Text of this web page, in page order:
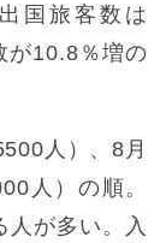
国旅客数は
が10.8％増の
人）、8月
人）の順。
が多い。入